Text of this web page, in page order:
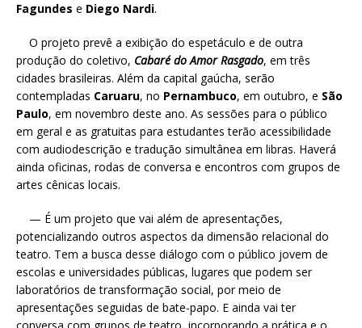
Fagundes e Diego Nardi.
O projeto prevê a exibição do espetáculo e de outra
produção do coletivo, Cabaré do Amor Rasgado, em três
cidades brasileiras. Além da capital gaúcha, serão
contempladas Caruaru, no Pernambuco, em outubro, e São
Paulo, em novembro deste ano. As sessões para o público
em geral e as gratuitas para estudantes terão acessibilidade
com audiodescrição e tradução simultânea em libras. Haverá
ainda oficinas, rodas de conversa e encontros com grupos de
artes cênicas locais.
— É um projeto que vai além de apresentações,
potencializando outros aspectos da dimensão relacional do
teatro. Tem a busca desse diálogo com o público jovem de
escolas e universidades públicas, lugares que podem ser
laboratórios de transformação social, por meio de
apresentações seguidas de bate-papo. E ainda vai ter